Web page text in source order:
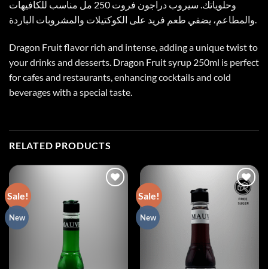
وحلوياتك. سيروب دراجون فروت 250 مل مناسب للكافيهات
والمطاعم، يضفي طعم فريد على الكوكتيلات والمشروبات الباردة.
Dragon Fruit flavor rich and intense, adding a unique twist to
your drinks and desserts. Dragon Fruit syrup 250ml is perfect
for cafes and restaurants, enhancing cocktails and cold
beverages with a special taste.
RELATED PRODUCTS
Sale!
New
Sale!
New